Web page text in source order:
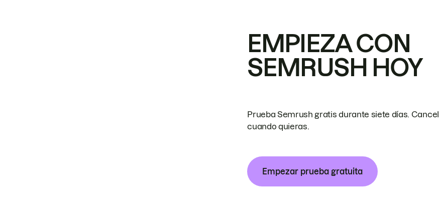
EMPIEZA CON
SEMRUSH HOY
Prueba Semrush gratis durante siete días.
cuando quieras.
Empezar prueba gratuita